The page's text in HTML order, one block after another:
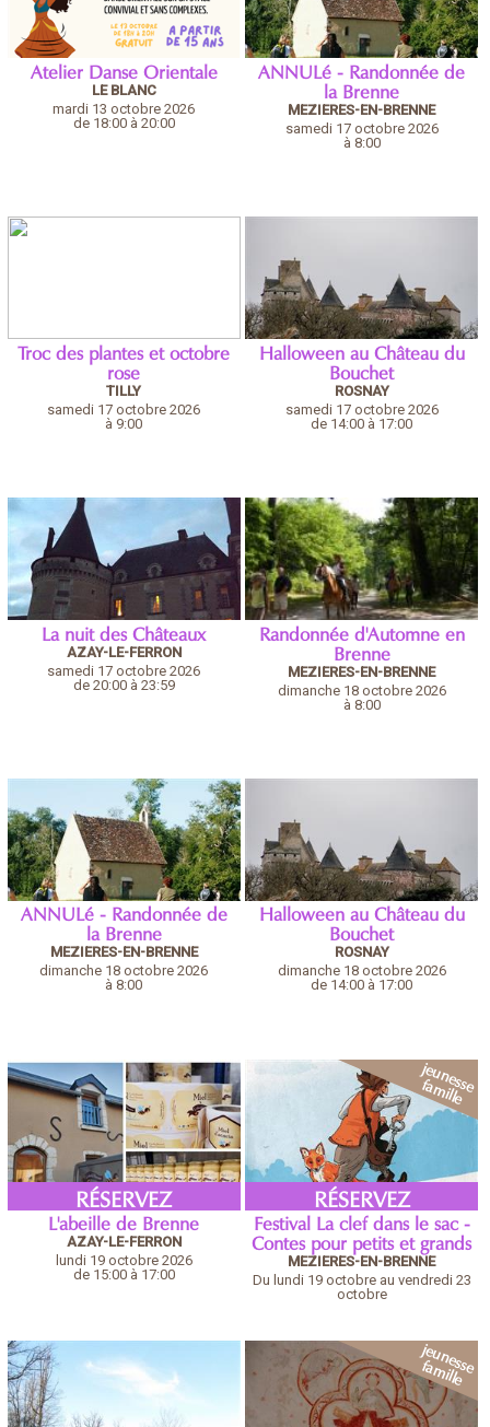
Atelier Danse Orientale
LE BLANC
mardi 13 octobre 2026
de 18:00 à 20:00
ANNULé - Randonnée de
la Brenne
MEZIERES-EN-BRENNE
samedi 17 octobre 2026
à 8:00
Troc des plantes et octobre
rose
TILLY
samedi 17 octobre 2026
à 9:00
Halloween au Château du
Bouchet
ROSNAY
samedi 17 octobre 2026
de 14:00 à 17:00
La nuit des Châteaux
AZAY-LE-FERRON
samedi 17 octobre 2026
de 20:00 à 23:59
Randonnée d'Automne en
Brenne
MEZIERES-EN-BRENNE
dimanche 18 octobre 2026
à 8:00
ANNULé - Randonnée de
la Brenne
MEZIERES-EN-BRENNE
dimanche 18 octobre 2026
à 8:00
Halloween au Château du
Bouchet
ROSNAY
dimanche 18 octobre 2026
de 14:00 à 17:00
RÉSERVEZ
L'abeille de Brenne
AZAY-LE-FERRON
lundi 19 octobre 2026
de 15:00 à 17:00
RÉSERVEZ
Festival La clef dans le sac -
Contes pour petits et grands
MEZIERES-EN-BRENNE
Du lundi 19 octobre au vendredi 23
octobre